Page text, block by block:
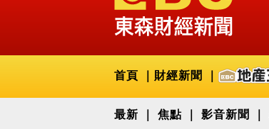
首頁 財經新聞
最新 焦點 影音新聞